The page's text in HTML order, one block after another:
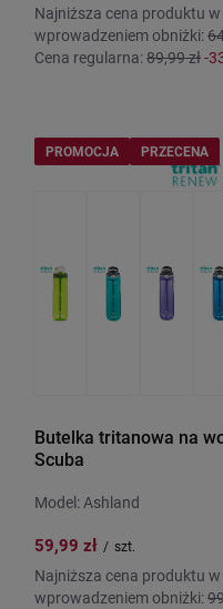
Najniższa cena produktu
wprowadzeniem obniżki:
Cena regularna:89,99 zł-
PROMOCJA PRZECENA
Butelka tritanowa na
Scuba
Model: Ashland
59,99 zł / szt.
Najniższa cena produktu
wprowadzeniem obniżki: